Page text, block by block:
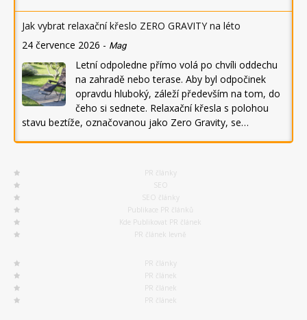
Jak vybrat relaxační křeslo ZERO GRAVITY na léto
24 července 2026 - Mag
Letní odpoledne přímo volá po chvíli oddechu
na zahradě nebo terase. Aby byl odpočinek
opravdu hluboký, záleží především na tom, do
čeho si sednete. Relaxační křesla s polohou
stavu beztíže, označovanou jako Zero Gravity, se…
PR články
SEO
SEO články
Publikace PR článků
Kde Publikovat PR článek
PR článek levně
PR články
PR článek
PR článek
PR článek